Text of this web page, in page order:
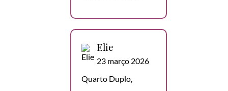
Elie
23 março 2026
Quarto Duplo,